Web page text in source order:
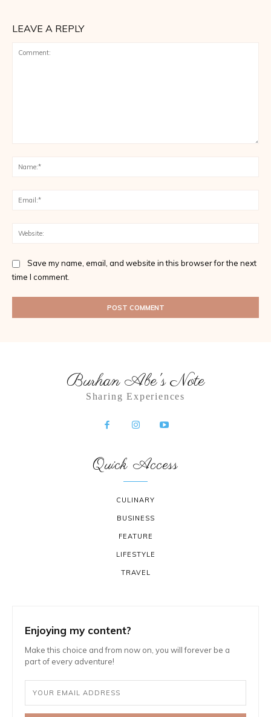
LEAVE A REPLY
Save my name, email, and website in this browser for the next
time I comment.
Burhan Abe's Note
Sharing Experiences
Quick Access
CULINARY
BUSINESS
FEATURE
LIFESTYLE
TRAVEL
Enjoying my content?
Make this choice and from now on, you will forever be a
part of every adventure!